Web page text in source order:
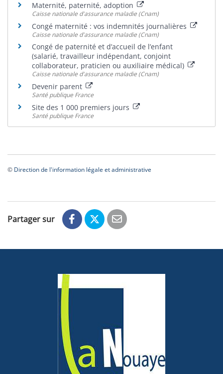
Maternité, paternité, adoption
Caisse nationale d'assurance maladie (Cnam)
Congé maternité : vos indemnités journalières
Caisse nationale d'assurance maladie (Cnam)
Congé de paternité et d’accueil de l’enfant
(salarié, travailleur indépendant, conjoint
collaborateur, praticien ou auxiliaire médical)
Caisse nationale d'assurance maladie (Cnam)
Devenir parent
Santé publique France
Site des 1 000 premiers jours
Santé publique France
© Direction de l'information légale et administrative
Partager sur